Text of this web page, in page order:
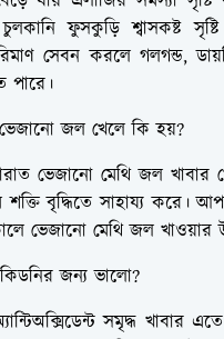
চুলকানি ফুসকুড়ি শ্বাসকষ্ট
সেবন করলে গলগন্ড,
পারে।
ভেজানো জল খেলে কি হয়?
ভেজানো মেথি জল খাবার
বৃদ্ধিতে সাহায্য করে।
ভেজানো মেথি জল
কিডনির জন্য ভালো?
সমৃদ্ধ খাবার